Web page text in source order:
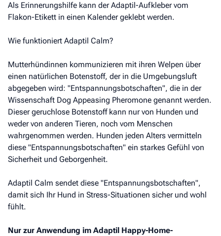
Als Erinnerungshilfe kann der Adaptil-Aufkleber vom
Flakon-Etikett in einen Kalender geklebt werden.
Wie funktioniert Adaptil Calm?
Mutterhündinnen kommunizieren mit ihren Welpen über
einen natürlichen Botenstoff, der in die Umgebungsluft
abgegeben wird: "Entspannungsbotschaften", die in der
Wissenschaft Dog Appeasing Pheromone genannt werden.
Dieser geruchlose Botenstoff kann nur von Hunden und
weder von anderen Tieren, noch vom Menschen
wahrgenommen werden. Hunden jeden Alters vermitteln
diese "Entspannungsbotschaften" ein starkes Gefühl von
Sicherheit und Geborgenheit.
Adaptil Calm sendet diese "Entspannungsbotschaften",
damit sich Ihr Hund in Stress-Situationen sicher und wohl
fühlt.
Nur zur Anwendung im Adaptil Happy-Home-